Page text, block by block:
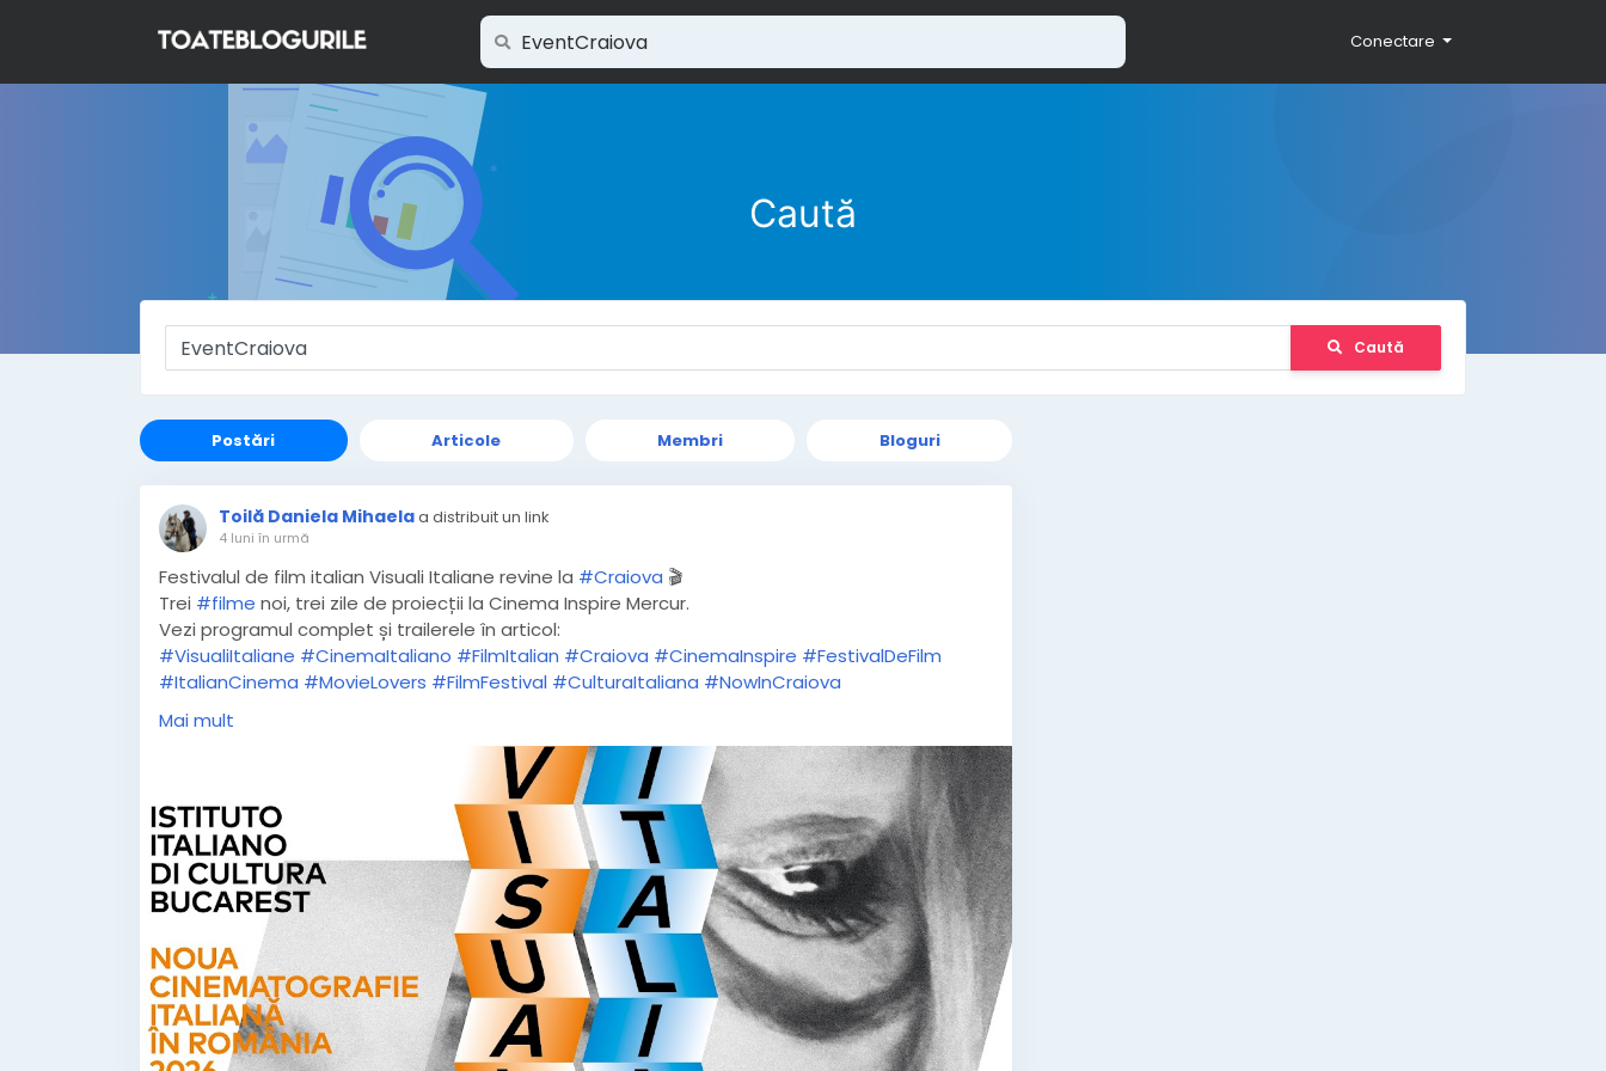
Conectare
Caută
Caută
Postări Articole Membri Bloguri
Toilă Daniela Mihaelaa distribuit un link
4 luni în urmă
Festivalul de film italian Visuali Italiane revine la #Craiova 🎬
Trei #filme noi, trei zile de proiecții la Cinema Inspire Mercur.
Vezi programul complet și trailerele în articol:
#VisualiItaliane #CinemaItaliano #FilmItalian #Craiova #CinemaInspire #FestivalDeFilm
#ItalianCinema #MovieLovers #FilmFestival #CulturaItaliana #NowInCraiova
#CinemaContemporan
https://www.mihaelatoila.ro/2026/03/visuali-italiane-2026-cele-mai-noi.html
Mai mult